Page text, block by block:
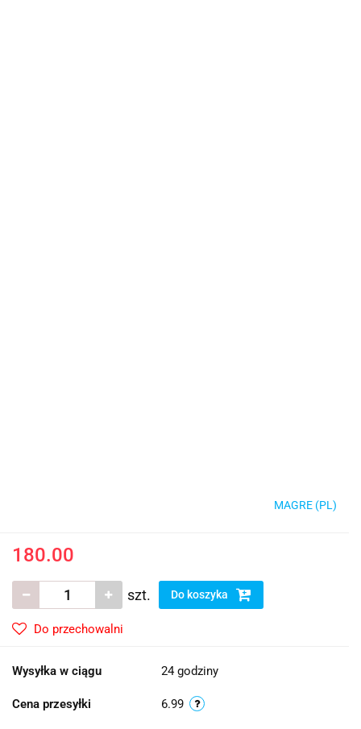
MAGRE (PL)
180.00
szt. Do koszyka
Do przechowalni
Wysyłka w ciągu 24 godziny
Cena przesyłki 6.99